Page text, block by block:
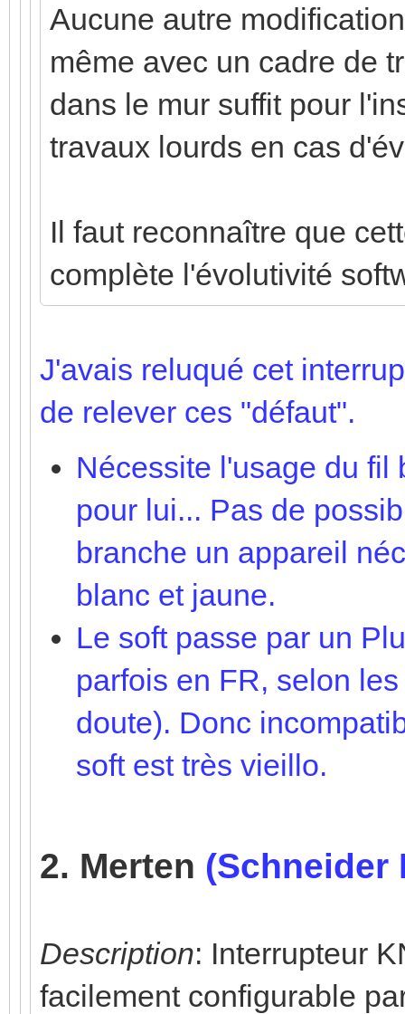
Aucune autre
même avec un cadre de
dans le mur suffit pour
travaux lourds en cas
Il faut reconnaître que
complète l'évolutivité
J'avais reluqué cet
de relever ces "défaut".
Nécessite l'usage du fil
pour lui... Pas de
branche un appareil
blanc et jaune.
Le soft passe par un
parfois en FR, selon
doute). Donc
soft est très vieillo.
2. Merten (Schneider
Description: Interrupteur
facilement configurable